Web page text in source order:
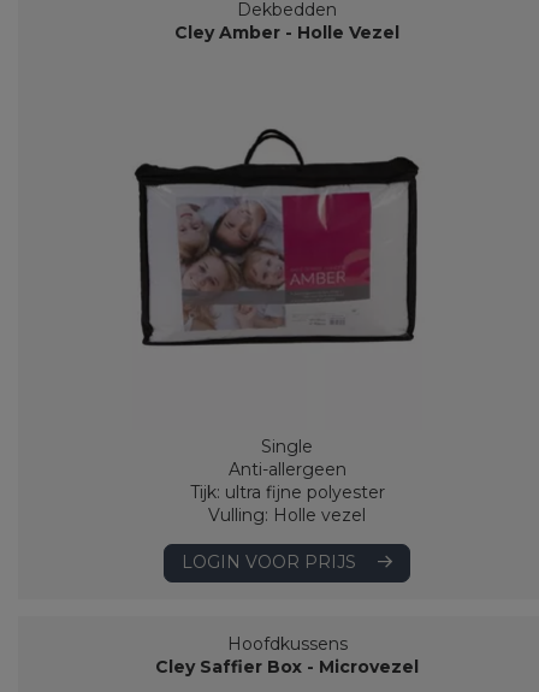
Dekbedden
Cley Amber - Holle Vezel
Single
Anti-allergeen
Tijk: ultra fijne polyester
Vulling: Holle vezel
LOGIN VOOR PRIJS
Hoofdkussens
Cley Saffier Box - Microvezel